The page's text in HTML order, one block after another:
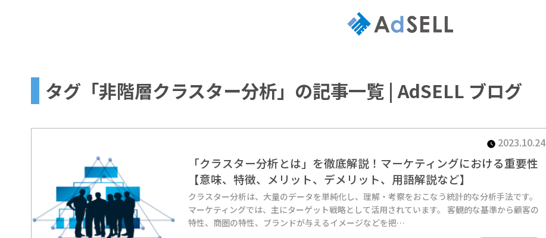
タグ「非階層クラスター分析」の記事一覧 | AdSELL ブログ
2023.10.24
「クラスター分析とは」を徹底解説！マーケティングにおける重要性
【意味、特徴、メリット、デメリット、用語解説など】
クラスター分析は、大量のデータを単純化し、理解・考察をおこなう統計的な分析手法です。
マーケティングでは、主にターゲット戦略として活用されています。 客観的な基準から顧客の
特性、商圏の特性、ブランドが与えるイメージなどを把…